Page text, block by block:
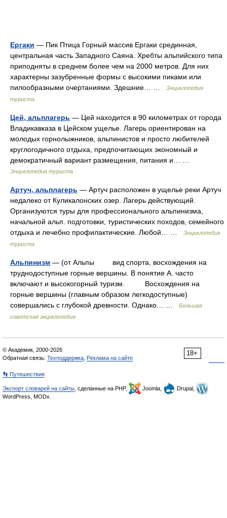
Ергаки — Пик Птица Горный массив Ергаки срединная,
центральная часть Западного Саяна. Хребты альпийского типа
приподняты в среднем более чем на 2000 метров. Для них
характерны зазубренные формы с высокими пиками или
пилообразными очертаниями. Здешние… …
Энциклопедия
туриста
Цей, альплагерь — Цей находится в 90 километрах от города
Владикавказа в Цейском ущелье. Лагерь ориентирован на
молодых горнолыжников, альпинистов и просто любителей
круглогодичного отдыха, предпочитающих экономный и
демократичный вариант размещения, питания и… …
Энциклопедия туриста
Артуч, альплагерь — Артуч расположен в ущелье реки Артуч
недалеко от Куликалонских озер. Лагерь действующий.
Организуются туры для профессионального альпинизма,
начальной альп. подготовки, туристических походов, семейного
отдыха и лечебно профилактические. Любой… …
Энциклопедия
туриста
Альпинизм — (от Альпы вид спорта, восхождения на
труднодоступные горные вершины. В понятие А. часто
включают и высокогорный туризм. Восхождения на
горные вершины (главным образом легкодоступные)
совершались с глубокой древности. Однако… …
Большая
советская энциклопедия
18+
© Академик, 2000-2026
Обратная связь: Техподдержка Реклама на сайте
👣 Путешествия
Экспорт словарей на сайты , сделанные на PHP, Joomla,
Drupal,
WordPress, MODx.